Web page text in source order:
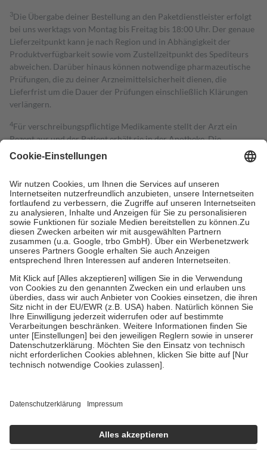
3Die Übergabe deiner Bestellung an den Paketdienstleister erfolgt
bei uns werktags von Montag bis Freitag bis 18:00 Uhr. Der genaue
Lieferzeitpunkt kann je nach Region und in Abhängigkeit der
Produktverfügbarkeit sowie vom Zustellzeitpunkt des Spediteurs
abweichen. Darüber hinaus können notwendige pharmazeutische
Prüfungen, die zu deiner Arzneimittelsicherheit dienen, die
Lieferfrist um die Dauer der Prüfungen einschließlich Klärungen
verlängern.
4Für verschreibungspflichtige Medikamente stellt der Arzt ein
Rezept aus und der Patient erhält sie in der Apotheke. Die
gesetzliche Krankenversicherung übernimmt in der Regel die
Kosten dafür, der Versicherte trägt einen Teil davon als Zuzahlung
Grundsätzlich leisten Mitglieder Zuzahlungen in Höhe von zehn
Prozent des Abgabepreises,mindestens jedochfünf Euround
höchstens zehn Euro.Es sind jedoch nie mehr als die tatsächlichen
Kosten der Leistung zu entrichten.
Diese Regeln gelten grundsätzlich auch für Online-Apotheken.
Bei Heilmitteln und häuslicher Krankenpflege beträgt die
Zuzahlung zehn Prozent der Kosten sowie zehn Euro je
Verordnung.
Um das Engagement der Versicherten für ihre eigene Gesundheit zu
stärken und die besondere Stellung der Familie zu unterstützen,
fallenkeine Zuzahlungenan bei:
• Kindern und Jugendlichen bis zum vollendeten 18. Lebensjahr
mit Ausnahme der Fahrkosten
• Untersuchungen zur Vorsorge und Früherkennung, die von der
GKV getragen werden
Einholung von Bewertungen. Trusted Shops hat Maßnahmen
getroffen, um sicherzustellen, dass es sich um echte Bewertungen